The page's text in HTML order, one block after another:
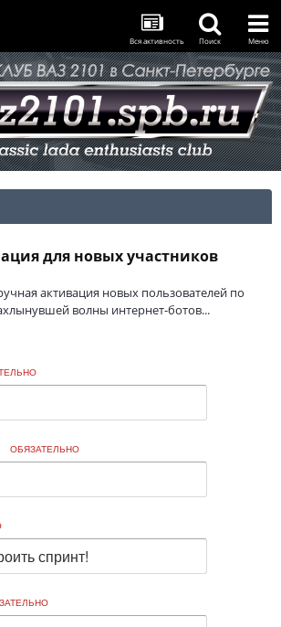
Вся активность Поиск Меню
для новых участников
активация новых пользователей по
волны интернет-ботов...
ОБЯЗАТЕЛЬНО